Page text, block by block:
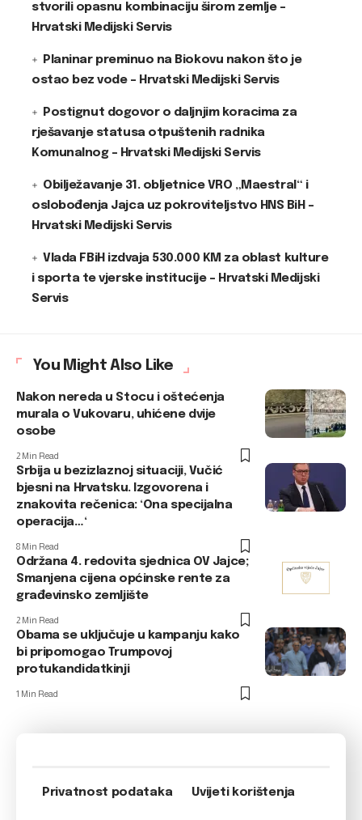
stvorili opasnu kombinaciju širom zemlje –
Hrvatski Medijski Servis
Planinar preminuo na Biokovu nakon što je
ostao bez vode – Hrvatski Medijski Servis
Postignut dogovor o daljnjim koracima za
rješavanje statusa otpuštenih radnika
Komunalnog – Hrvatski Medijski Servis
Obilježavanje 31. obljetnice VRO „Maestral“ i
oslobođenja Jajca uz pokroviteljstvo HNS BiH –
Hrvatski Medijski Servis
Vlada FBiH izdvaja 530.000 KM za oblast kulture
i sporta te vjerske institucije – Hrvatski Medijski
Servis
You Might Also Like
Nakon nereda u Stocu i oštećenja
murala o Vukovaru, uhićene dvije
osobe
2 Min Read
Srbija u bezizlaznoj situaciji, Vučić
bjesni na Hrvatsku. Izgovorena i
znakovita rečenica: ‘Ona specijalna
operacija…‘
8 Min Read
Održana 4. redovita sjednica OV Jajce;
Smanjena cijena općinske rente za
građevinsko zemljište
2 Min Read
Obama se uključuje u kampanju kako
bi pripomogao Trumpovoj
protukandidatkinji
1 Min Read
Privatnost podataka Uvijeti korištenja